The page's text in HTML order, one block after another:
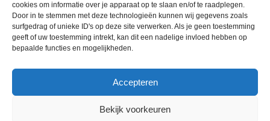
cookies om informatie over je apparaat op te slaan en/of te raadplegen.
Door in te stemmen met deze technologieën kunnen wij gegevens zoals
surfgedrag of unieke ID's op deze site verwerken. Als je geen toestemming
geeft of uw toestemming intrekt, kan dit een nadelige invloed hebben op
bepaalde functies en mogelijkheden.
Accepteren
Bekijk voorkeuren
L
i
n
T
w
i
F
a
c
o
Y
o
u
b
C
o
n